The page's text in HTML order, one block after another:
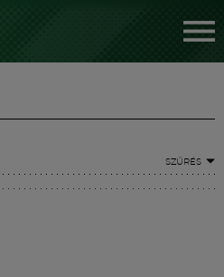
SZŰRÉS